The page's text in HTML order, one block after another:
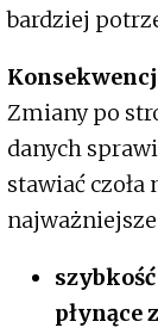
bardziej
Zmiany po
danych
stawiać
płynące